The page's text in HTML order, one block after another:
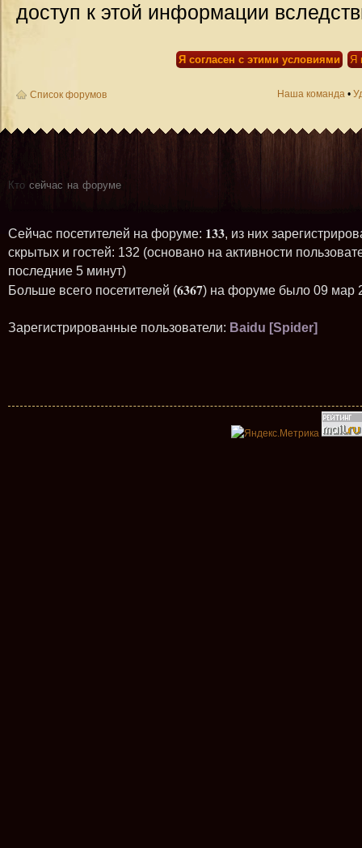
доступ к этой информации
Список форумов Наша команда •
Кто сейчас на форуме
Сейчас посетителей на форуме: 133, из них
скрытых и гостей: 132 (основано на активности
последние 5 минут)
Больше всего посетителей (6367) на форуме было 09 мар
Зарегистрированные пользователи: Baidu [Spider]